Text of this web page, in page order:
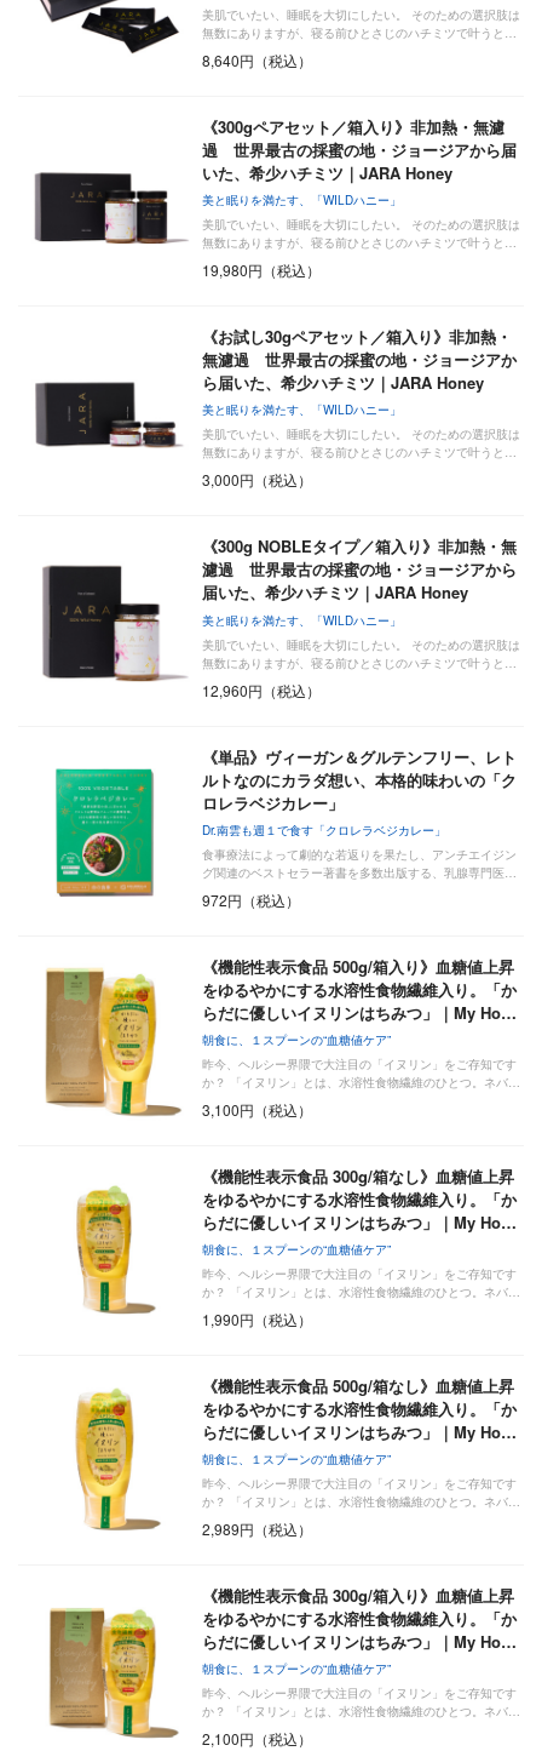
美肌でいたい、睡眠を大切にしたい。 そのための選択肢は
無数にありますが、寝る前ひとさじのハチミツで叶うと…
8,640円（税込）
《300gペアセット／箱入り》非加熱・無濾
過 世界最古の採蜜の地・ジョージアから届
いた、希少ハチミツ｜JARA Honey
美と眠りを満たす、「WILDハニー」
美肌でいたい、睡眠を大切にしたい。 そのための選択肢は
無数にありますが、寝る前ひとさじのハチミツで叶うと…
19,980円（税込）
《お試し30gペアセット／箱入り》非加熱・
無濾過 世界最古の採蜜の地・ジョージアか
ら届いた、希少ハチミツ｜JARA Honey
美と眠りを満たす、「WILDハニー」
美肌でいたい、睡眠を大切にしたい。 そのための選択肢は
無数にありますが、寝る前ひとさじのハチミツで叶うと…
3,000円（税込）
《300g NOBLEタイプ／箱入り》非加熱・無
濾過 世界最古の採蜜の地・ジョージアから
届いた、希少ハチミツ｜JARA Honey
美と眠りを満たす、「WILDハニー」
美肌でいたい、睡眠を大切にしたい。 そのための選択肢は
無数にありますが、寝る前ひとさじのハチミツで叶うと…
12,960円（税込）
《単品》ヴィーガン＆グルテンフリー、レト
ルトなのにカラダ想い、本格的味わいの「ク
ロレラベジカレー」
Dr.南雲も週１で食す「クロレラベジカレー」
食事療法によって劇的な若返りを果たし、アンチエイジン
グ関連のベストセラー著書を多数出版する、乳腺専門医…
972円（税込）
《機能性表示食品 500g/箱入り》血糖値上昇
をゆるやかにする水溶性食物繊維入り。「か
らだに優しいイヌリンはちみつ」｜My Ho…
朝食に、１スプーンの“血糖値ケア”
昨今、ヘルシー界隈で大注目の「イヌリン」をご存知です
か？ 「イヌリン」とは、水溶性食物繊維のひとつ。ネバ…
3,100円（税込）
《機能性表示食品 300g/箱なし》血糖値上昇
をゆるやかにする水溶性食物繊維入り。「か
らだに優しいイヌリンはちみつ」｜My Ho…
朝食に、１スプーンの“血糖値ケア”
昨今、ヘルシー界隈で大注目の「イヌリン」をご存知です
か？ 「イヌリン」とは、水溶性食物繊維のひとつ。ネバ…
1,990円（税込）
《機能性表示食品 500g/箱なし》血糖値上昇
をゆるやかにする水溶性食物繊維入り。「か
らだに優しいイヌリンはちみつ」｜My Ho…
朝食に、１スプーンの“血糖値ケア”
昨今、ヘルシー界隈で大注目の「イヌリン」をご存知です
か？ 「イヌリン」とは、水溶性食物繊維のひとつ。ネバ…
2,989円（税込）
《機能性表示食品 300g/箱入り》血糖値上昇
をゆるやかにする水溶性食物繊維入り。「か
らだに優しいイヌリンはちみつ」｜My Ho…
朝食に、１スプーンの“血糖値ケア”
昨今、ヘルシー界隈で大注目の「イヌリン」をご存知です
か？ 「イヌリン」とは、水溶性食物繊維のひとつ。ネバ…
2,100円（税込）